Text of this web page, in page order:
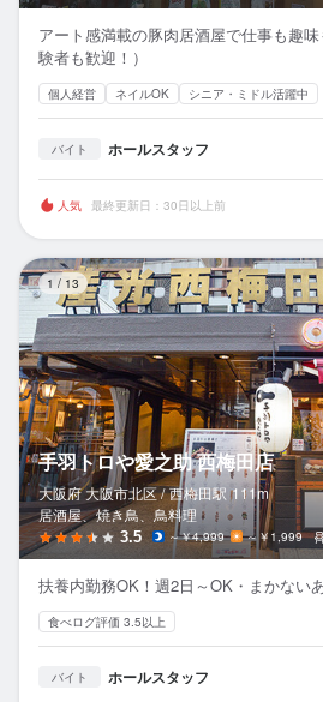
アート感満載の豚肉居酒屋で仕事も趣
験者も歓迎！）
個人経営 ネイルOK シニア・ミドル活躍中
バイト ホールスタッフ
人気 最終更新日：30日以上前
1 / 13
手羽トロや愛之助 西梅田店
大阪府 大阪市北区 / 西梅田駅 111m
居酒屋、焼き鳥、鳥料理
3.5 ～￥4,999 ～￥1,999
扶養内勤務OK！週2日～OK・まかない
食べログ評価 3.5以上
バイト ホールスタッフ